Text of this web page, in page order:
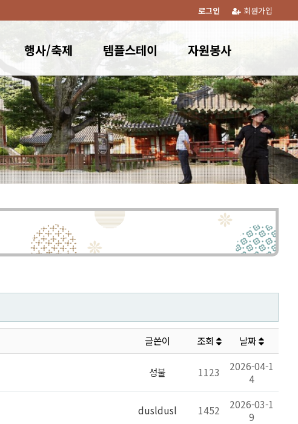
회원가입
로그인
행사/축제 템플스테이 자원봉사
글쓴이 조회 날짜
성불 1123
2026-04-1
4
dusldusl 1452
2026-03-1
9